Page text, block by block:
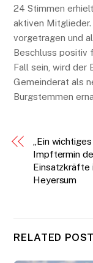
24 Stimmen
aktiven Mitglieder.
vorgetragen und
Beschluss positiv
Fall sein, wird der
Gemeinderat als
Burgstemmen
„Ein wichtiges
Impftermin
Einsatzkräfte
Heyersum
RELATED